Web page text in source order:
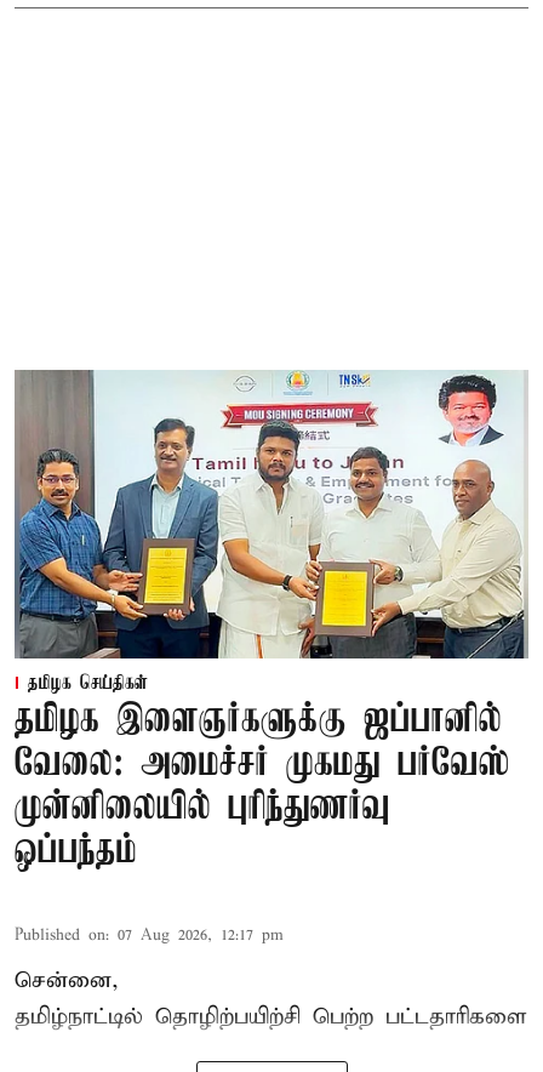
தமிழக செய்திகள்
தமிழக இளைஞர்களுக்கு ஜப்பானில்
வேலை: அமைச்சர் முகமது பர்வேஸ்
முன்னிலையில் புரிந்துணர்வு
ஒப்பந்தம்
Published on: 07 Aug 2026, 12:17 pm
சென்னை,
தமிழ்நாட்டில் தொழிற்பயிற்சி பெற்ற பட்டதாரிகளை